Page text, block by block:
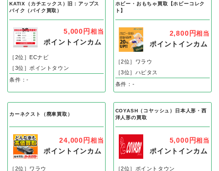
KATIX（カチエックス）旧：アップス
バイク（バイク買取）
5,000円 相当
ポイントインカム
［2位］ECナビ
［3位］ポイントタウン
条件：-
ホビー・おもちゃ買取【ホビーコレク
ト】
2,800円相当
ポイントインカム
［2位］ワラウ
［3位］ハピタス
条件：-
カーネクスト（廃車買取）
24,000円 相当
ポイントインカム
［2位］ワラウ
COYASH（コヤッシュ）日本人形・西
洋人形の買取
5,000円相当
ポイントインカム
［2位］ポイントタウン